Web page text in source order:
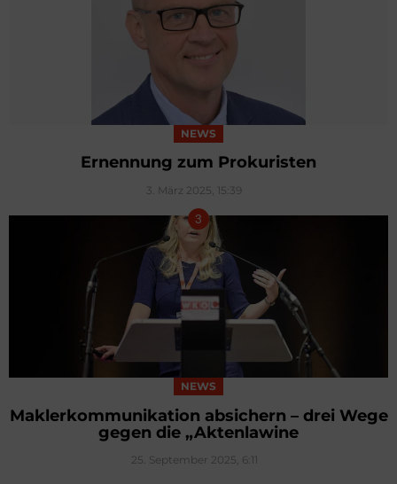
NEWS
Ernennung zum Prokuristen
3. März 2025, 15:39
NEWS
Maklerkommunikation absichern – drei Wege
gegen die „Aktenlawine
25. September 2025, 6:11